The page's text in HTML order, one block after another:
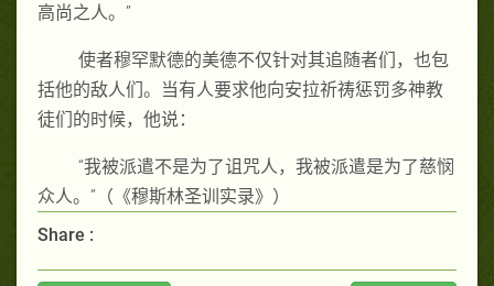
高尚之人。”
使者穆罕默德的美德不仅针对其追随者们，也包
括他的敌人们。当有人要求他向安拉祈祷惩罚多神教
徒们的时候，他说：
“我被派遣不是为了诅咒人，我被派遣是为了慈悯
众人。”（《穆斯林圣训实录》）
Share :